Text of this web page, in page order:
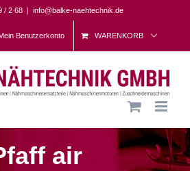
/ 2 68 | info@balke-naehtechnik.de
Benutzerkonto WARENKORB
air